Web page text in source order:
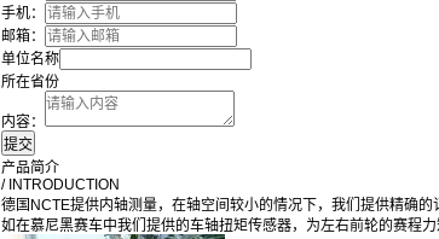
手机：
邮箱：
单位名称
所在省份
内容：
产品简介
/ INTRODUCTION
德国NCTE提供内轴测量，在轴空间较小的情况下，我们提供精确
如在慕尼黑赛车中我们提供的车轴扭矩传感器，为左右前轮的赛程力